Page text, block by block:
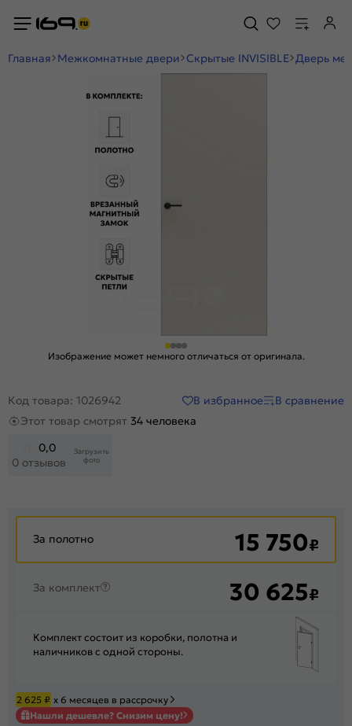
Главная Межкомнатные двери Скрытые INVISIBLE Дверь
Изображение может немного отличаться от оригинала.
Код товара: 1026942 В избранное
В сравнение
Этот товар смотрят 34 человека
0,0
0 отзывов
Загрузить
фото
За полотно 15 750₽
За комплект 30 625₽
Комплект состоит из коробки, полотна и
наличников с одной стороны.
2 625 ₽ х 6 месяцев в рассрочку
Нашли дешевле? Снизим цену!